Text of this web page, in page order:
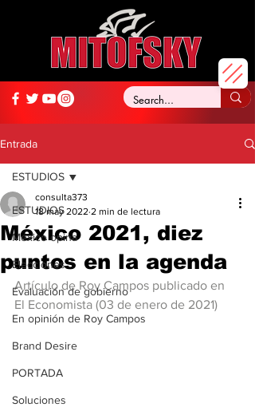
Entrada
ESTUDIOS
México opina
Elecciones
Evaluación de gobierno
En opinión de Roy Campos
Brand Desire
PORTADA
Soluciones
ESTUDIOS
México 2021, diez
puntos en la agenda
consulta373
18 may 2022 2 min de lectura
Artículo de Roy Campos publicado en
El Economista (03 de enero de 2021)